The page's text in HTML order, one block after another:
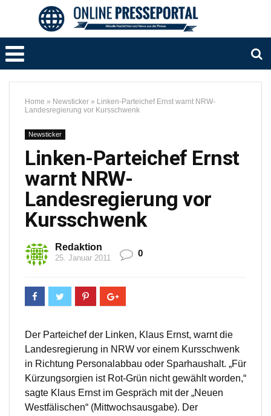
Home » Newsticker » Linken-Parteichef Ernst warnt NRW-
Landesregierung vor Kursschwenk
Newsticker
Linken-Parteichef Ernst
warnt NRW-
Landesregierung vor
Kursschwenk
Redaktion
25. Januar 2011 0
Der Parteichef der Linken, Klaus Ernst, warnt die
Landesregierung in NRW vor einem Kursschwenk
in Richtung Personalabbau oder Sparhaushalt. „Für
Kürzungsorgien ist Rot-Grün nicht gewählt worden,“
sagte Klaus Ernst im Gespräch mit der „Neuen
Westfälischen“ (Mittwochsausgabe). Der